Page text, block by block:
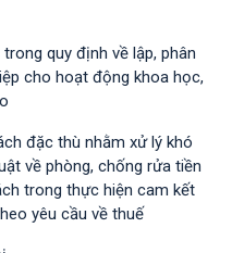
quy định về lập, phân
cho hoạt động khoa học,
đặc thù nhằm xử lý khó
về phòng, chống rửa tiền
trong thực hiện cam kết
yêu cầu về thuế